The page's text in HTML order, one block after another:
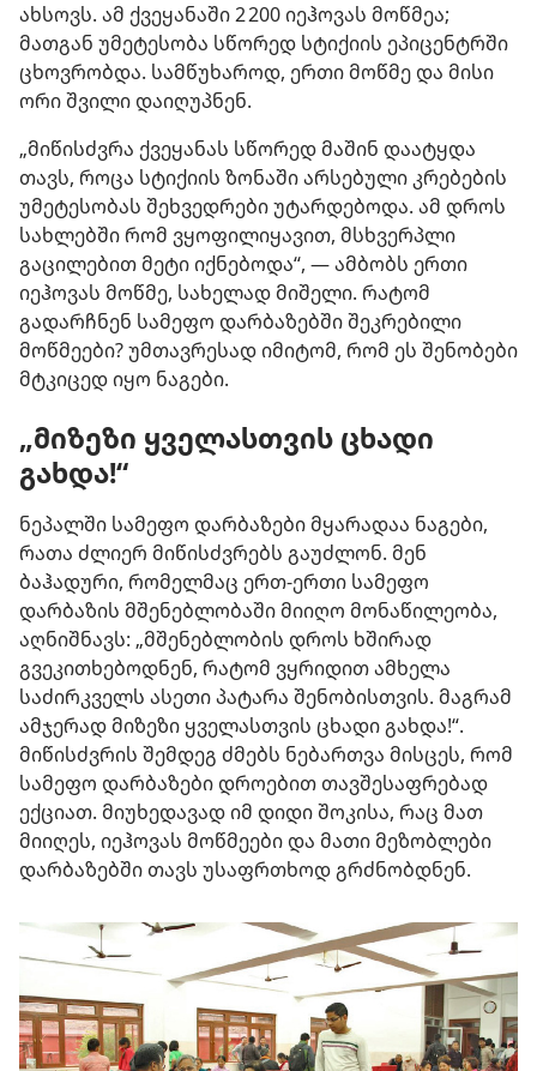
ახსოვს. ამ ქვეყანაში 2 200 იეჰოვას მოწმეა;
მათგან უმეტესობა სწორედ სტიქიის ეპიცენტრში
ცხოვრობდა. სამწუხაროდ, ერთი მოწმე და მისი
ორი შვილი დაიღუპნენ.
„მიწისძვრა ქვეყანას სწორედ მაშინ დაატყდა
თავს, როცა სტიქიის ზონაში არსებული კრებების
უმეტესობას შეხვედრები უტარდებოდა. ამ დროს
სახლებში რომ ვყოფილიყავით, მსხვერპლი
გაცილებით მეტი იქნებოდა“, — ამბობს ერთი
იეჰოვას მოწმე, სახელად მიშელი. რატომ
გადარჩნენ სამეფო დარბაზებში შეკრებილი
მოწმეები? უმთავრესად იმიტომ, რომ ეს შენობები
მტკიცედ იყო ნაგები.
„მიზეზი ყველასთვის ცხადი
გახდა!“
ნეპალში სამეფო დარბაზები მყარადაა ნაგები,
რათა ძლიერ მიწისძვრებს გაუძლონ. მენ
ბაჰადური, რომელმაც ერთ-ერთი სამეფო
დარბაზის მშენებლობაში მიიღო მონაწილეობა,
აღნიშნავს: „მშენებლობის დროს ხშირად
გვეკითხებოდნენ, რატომ ვყრიდით ამხელა
საძირკველს ასეთი პატარა შენობისთვის. მაგრამ
ამჯერად მიზეზი ყველასთვის ცხადი გახდა!“.
მიწისძვრის შემდეგ ძმებს ნებართვა მისცეს, რომ
სამეფო დარბაზები დროებით თავშესაფრებად
ექციათ. მიუხედავად იმ დიდი შოკისა, რაც მათ
მიიღეს, იეჰოვას მოწმეები და მათი მეზობლები
დარბაზებში თავს უსაფრთხოდ გრძნობდნენ.